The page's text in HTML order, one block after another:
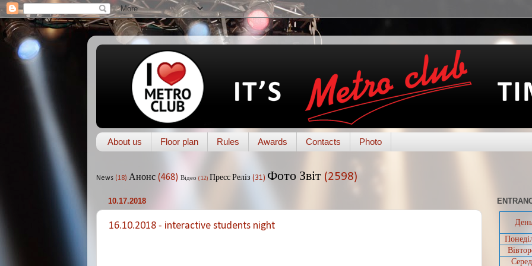
About us Floor plan Rules Awards Contacts Photo
News (18) Анонс (468) Відео (12) Пресс Реліз (31) Фото Звіт (2598)
10.17.2018
16.10.2018 - interactive students night
День